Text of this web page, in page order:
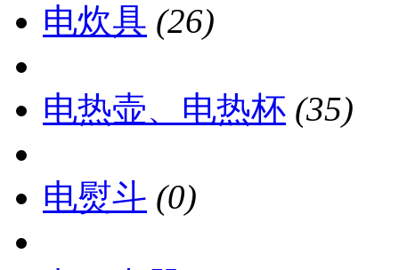
电炊具 (26)
电热壶、电热杯 (35)
电熨斗 (0)